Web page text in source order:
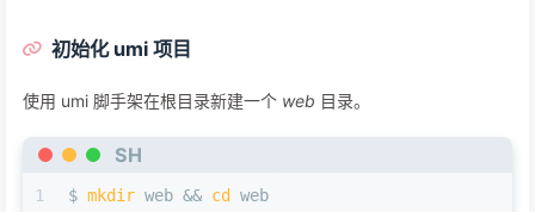
初始化 umi 项目
使用 umi 脚手架在根目录新建一个 web 目录。
SH
1 $ mkdir web && cd web